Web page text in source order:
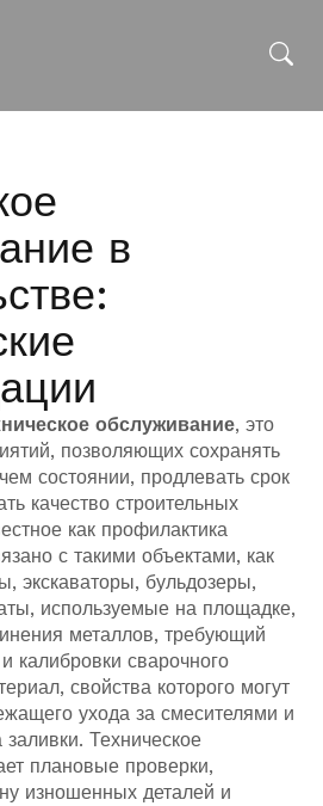
в
обслуживание, это
позволяющих сохранять
состоянии, продлевать срок
качество строительных
как профилактика
с такими объектами, как
, экскаваторы, бульдозеры,
используемые на площадке,
металлов, требующий
калибровки сварочного
свойства которого могут
ухода за смесителями и
. Техническое
плановые проверки,
изношенных деталей и